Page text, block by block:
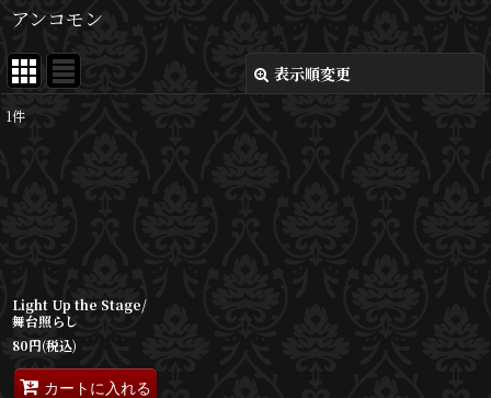
アンコモン
表示順変更
1件
Light Up the Stage/
舞台照らし
80円(税込)
カートに入れる